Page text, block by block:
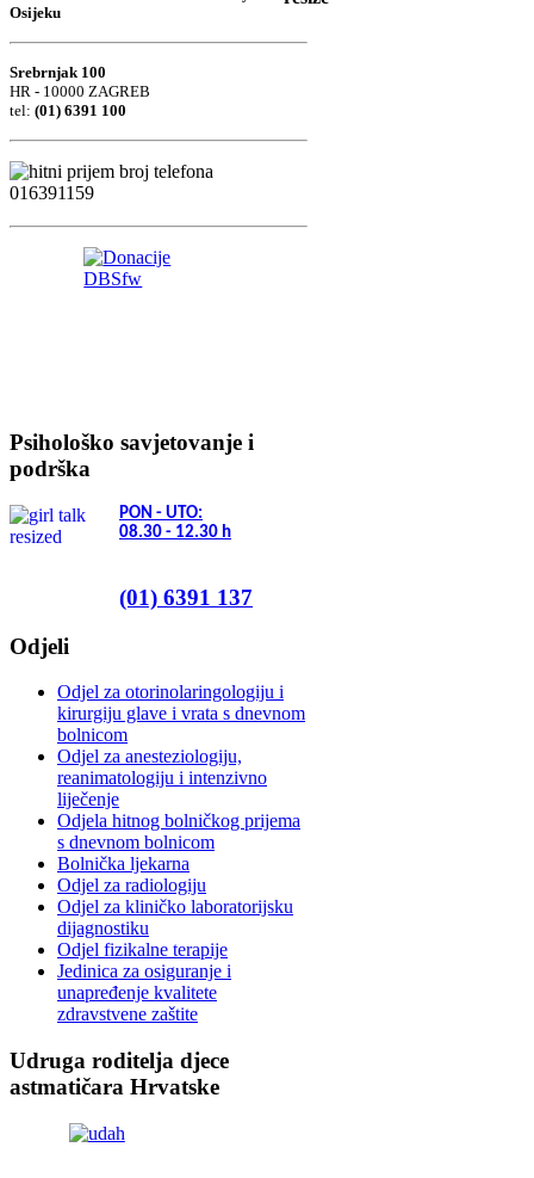
Osijeku
Srebrnjak 100
HR - 10000 ZAGREB
tel: (01) 6391 100
Psihološko savjetovanje i
podrška
PON - UTO:
08.30 - 12.30 h
(01) 6391 137
Odjeli
Odjel za otorinolaringologiju i
kirurgiju glave i vrata s dnevnom
bolnicom
Odjel za anesteziologiju,
reanimatologiju i intenzivno
liječenje
Odjela hitnog bolničkog prijema
s dnevnom bolnicom
Bolnička ljekarna
Odjel za radiologiju
Odjel za kliničko laboratorijsku
dijagnostiku
Odjel fizikalne terapije
Jedinica za osiguranje i
unapređenje kvalitete
zdravstvene zaštite
Udruga roditelja djece
astmatičara Hrvatske